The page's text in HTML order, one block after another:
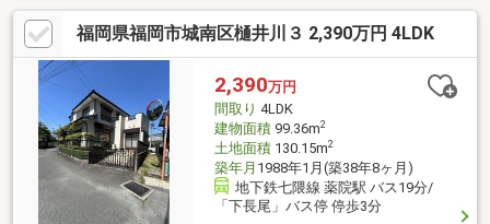
福岡県福岡市城南区樋井川３ 2,390万円 4LDK
2,390万円
間取り 4LDK
建物面積99.36m2
土地面積130.15m2
築年月 1988年1月(築38年8ヶ月)
地下鉄七隈線 薬院駅 バス19分/
「下長尾」バス停 停歩3分